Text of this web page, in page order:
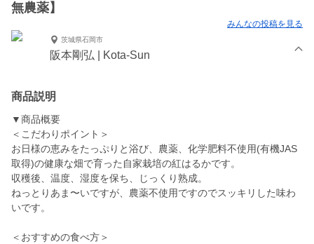
無農薬】
みんなの投稿を見る
茨城県石岡市
阪本剛弘 | Kota-Sun
商品説明
▼商品概要
＜こだわりポイント＞
お日様の恵みをたっぷりと浴び、農薬、化学肥料不使用(有機JAS
取得)の健康な畑で育った自家栽培の紅はるかです。
収穫後、温度、湿度を保ち、じっくり熟成。
ねっとりあま〜いですが、農薬不使用ですのでスッキリした味わ
いです。
＜おすすめの食べ方＞